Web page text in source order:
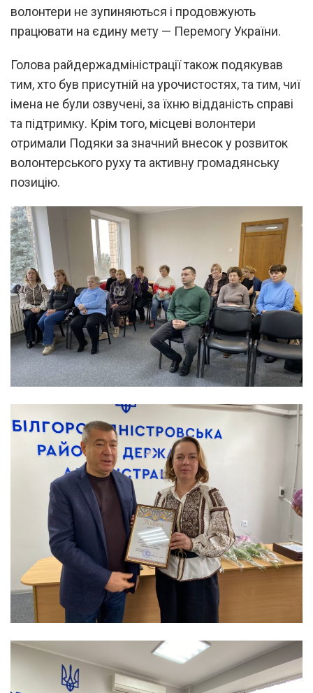
волонтери не зупиняються і продовжують
працювати на єдину мету — Перемогу України.
Голова райдержадміністрації також подякував
тим, хто був присутній на урочистостях, та тим, чиї
імена не були озвучені, за їхню відданість справі
та підтримку. Крім того, місцеві волонтери
отримали Подяки за значний внесок у розвиток
волонтерського руху та активну громадянську
позицію.